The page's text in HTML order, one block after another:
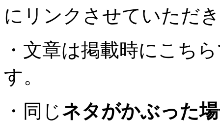
にリンクさせていただ
・文章は掲載時にこち
す。
・同じネタがかぶった